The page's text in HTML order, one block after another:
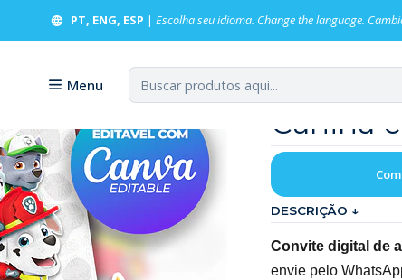
Menu
PT, ENG, ESP | Escolha seu idioma. Change the language.
Convite Digital Aniversário Patrulha Canina com Foto
Convite
Canina
DESCRIÇÃO ↓
Convite digital de
envie pelo